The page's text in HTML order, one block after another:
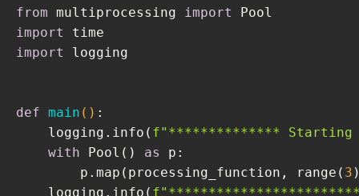
    elapsed = time.perf_counter() - s
    logging.info(
from multiprocessing import
import
import
logging
def main () :
    logging.info(
f"************** Starting
with Pool() as
p:
        p.map(processing_function, range(
3
    logging.info(